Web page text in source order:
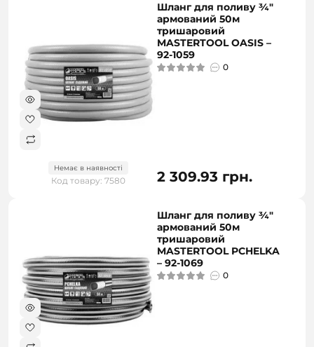
Немає в наявності
Код товару: 7580
Шланг для поливу ¾"
армований 50м
тришаровий
MASTERTOOL OASIS –
92-1059
0
2 309.93 грн.
Шланг для поливу ¾"
армований 50м
тришаровий
MASTERTOOL PCHELKA
– 92-1069
0